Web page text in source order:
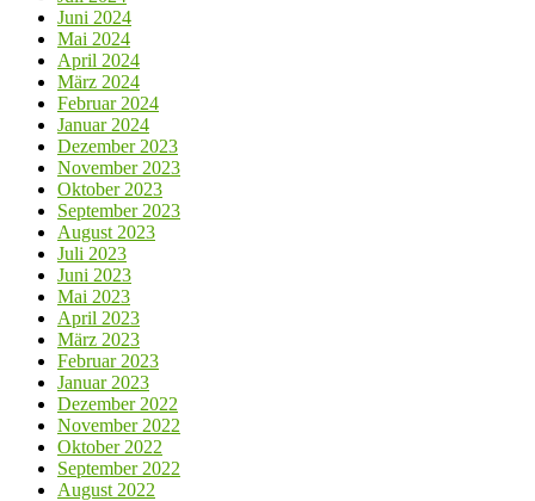
Juni 2024
Mai 2024
April 2024
März 2024
Februar 2024
Januar 2024
Dezember 2023
November 2023
Oktober 2023
September 2023
August 2023
Juli 2023
Juni 2023
Mai 2023
April 2023
März 2023
Februar 2023
Januar 2023
Dezember 2022
November 2022
Oktober 2022
September 2022
August 2022